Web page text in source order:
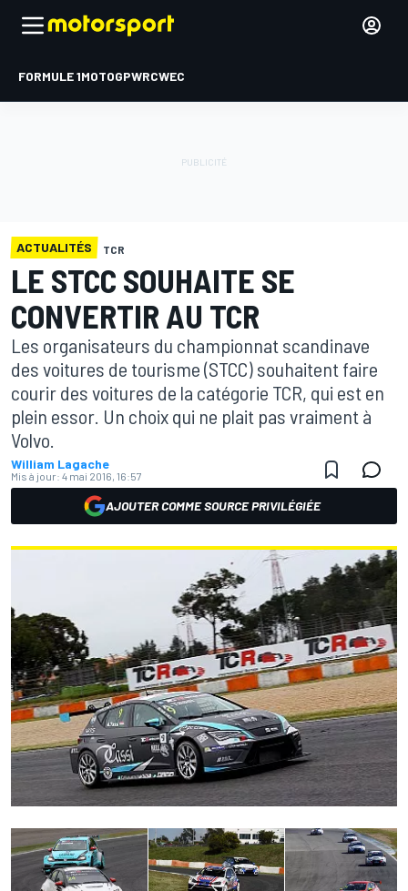
FORMULE 1MOTOGPWRCWEC
ACTUALITÉS TCR
LE STCC SOUHAITE SE
CONVERTIR AU TCR
Les organisateurs du championnat scandinave
des voitures de tourisme (STCC) souhaitent faire
courir des voitures de la catégorie TCR, qui est en
plein essor. Un choix qui ne plait pas vraiment à
Volvo.
William Lagache
Mis à jour: 4 mai 2016, 16:57
AJOUTER COMME SOURCE PRIVILÉGIÉE